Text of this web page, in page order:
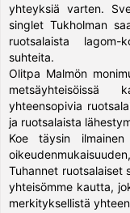
yhteyksiä varten.
singlet Tukholman
ruotsalaista lagom-
suhteita.
Olitpa Malmön
metsäyhteisöissä
yhteensopivia
ja ruotsalaista
Koe täysin
Tuhannet ruotsalaiset
yhteisömme kautta,
merkityksellistä